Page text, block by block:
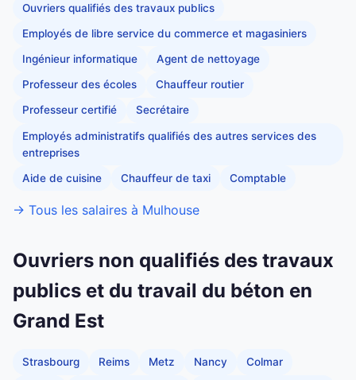
Ouvriers qualifiés des travaux publics
Employés de libre service du commerce et magasiniers
Ingénieur informatique Agent de nettoyage
Professeur des écoles Chauffeur routier
Professeur certifié Secrétaire
Employés administratifs qualifiés des autres services des
entreprises
Aide de cuisine Chauffeur de taxi Comptable
→ Tous les salaires à Mulhouse
Ouvriers non qualifiés des travaux
publics et du travail du béton en
Grand Est
Strasbourg Reims Metz Nancy Colmar